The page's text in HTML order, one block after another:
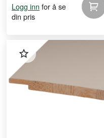
Logg inn for å se
din pris